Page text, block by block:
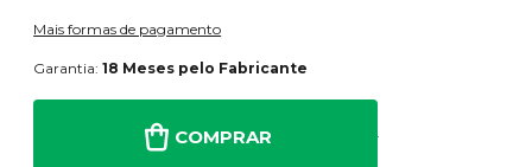
Mais formas de pagamento
Garantia:18 Meses pelo Fabricante
COMPRAR